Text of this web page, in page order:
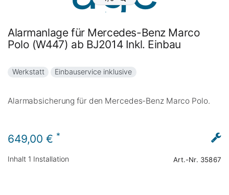
Alarmanlage für Mercedes-Benz Marco
Polo (W447) ab BJ2014 Inkl. Einbau
Werkstatt Einbauservice inklusive
Alarmabsicherung für den Mercedes-Benz Marco Polo.
649,00 € *
Inhalt 1 Installation Art.-Nr. 35867